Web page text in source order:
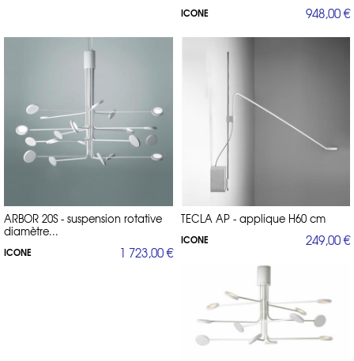
ICONE 948,00 €
ARBOR 20S - suspension rotative
diamètre...
ICONE 1 723,00 €
TECLA AP - applique H60 cm
ICONE 249,00 €